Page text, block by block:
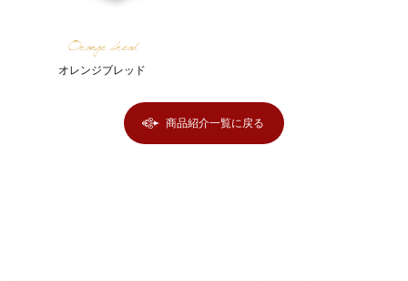
Orange bread
オレンジブレッド
商品紹介一覧に戻る